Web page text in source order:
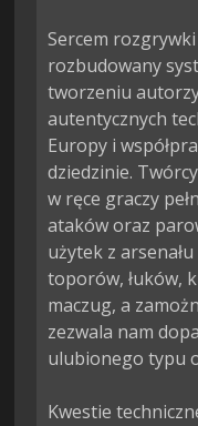
Sercem
rozbudowany
tworzeniu
autentycznych
Europy i
dziedzinie.
w ręce graczy
ataków oraz
użytek z
toporów, łuków,
maczug, a
zezwala nam
ulubionego typu
Kwestie